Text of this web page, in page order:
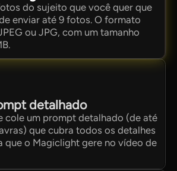
do sujeito que você quer que
enviar até 9 fotos. O formato
ou JPG, com um tamanho
detalhado
cole um prompt detalhado (de até
que cubra todos os detalhes
que o Magiclight gere no vídeo de